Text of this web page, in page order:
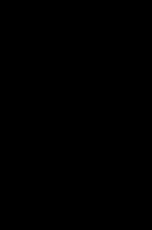
загрузила
заказывать